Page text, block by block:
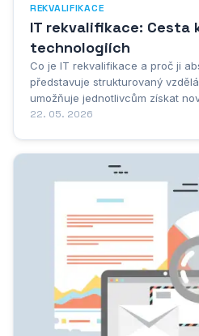
REKVALIFIKACE
IT rekvalifikace: Cesta
technologiích
Co je IT rekvalifikace a proč ji
představuje strukturovaný
umožňuje jednotlivcům získat
oblasti informačních technologií.
22. 05. 2026